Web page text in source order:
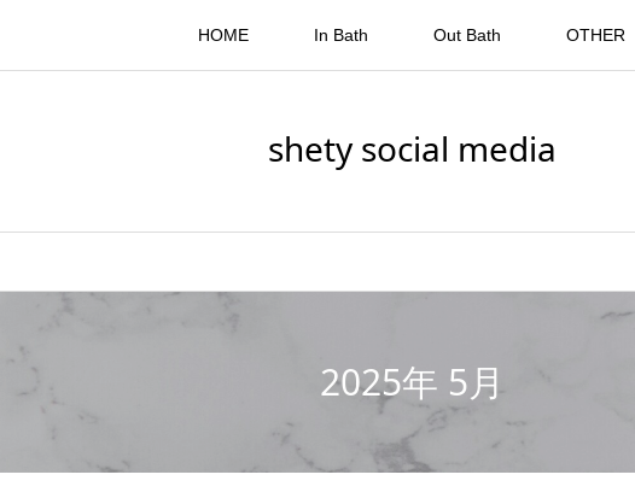
HOME In Bath Out Bath OTHER
shety social media
2025年 5月